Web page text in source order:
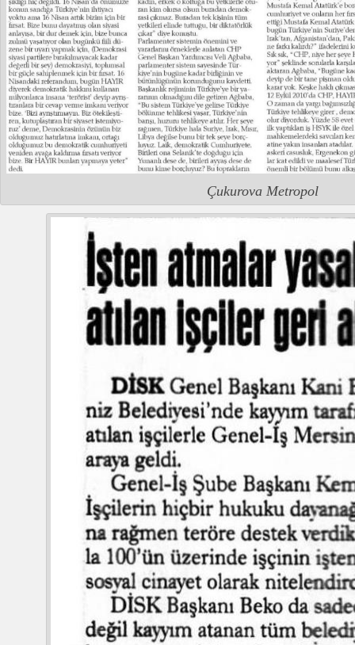
Çukurova Metropol